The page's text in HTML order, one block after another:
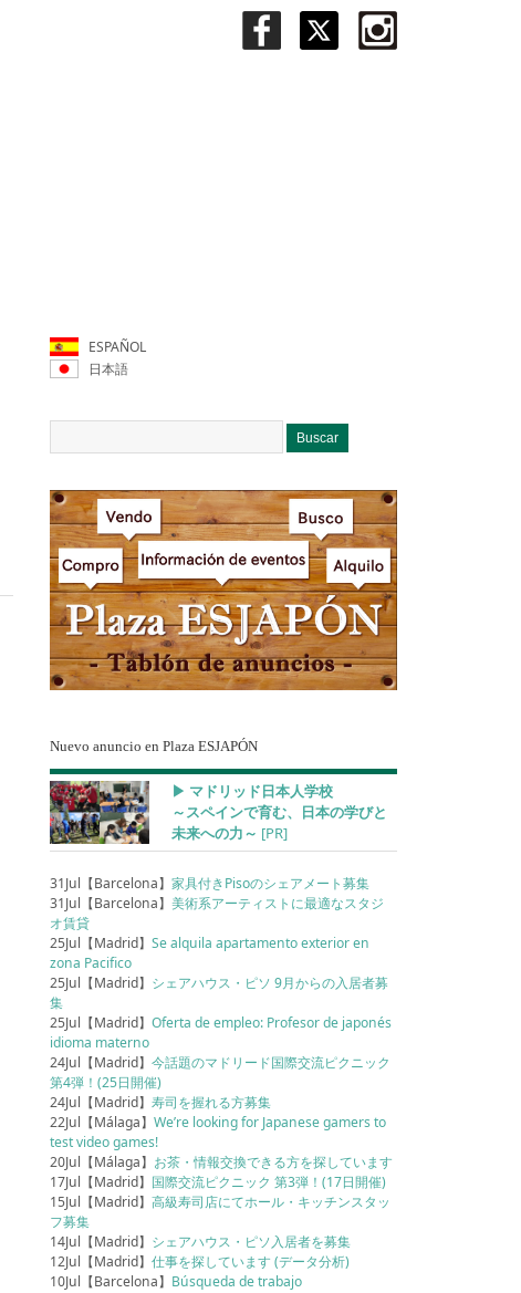
ESPAÑOL
日本語
Nuevo anuncio en Plaza ESJAPÓN
▶︎ マドリッド日本人学校
～スペインで育む、日本の学びと
未来への力～ [PR]
31Jul【Barcelona】家具付きPisoのシェアメート募集
31Jul【Barcelona】美術系アーティストに最適なスタジ
オ賃貸
25Jul【Madrid】Se alquila apartamento exterior en
zona Pacifico
25Jul【Madrid】 シェアハウス・ピソ 9月からの入居者募
集
25Jul【Madrid】Oferta de empleo: Profesor de japonés
idioma materno
24Jul【Madrid】今話題のマドリード国際交流ピクニック
第4弾！(25日開催)
24Jul【Madrid】寿司を握れる方募集
22Jul【Málaga】We’re looking for Japanese gamers to
test video games!
20Jul【Málaga】 お茶・情報交換できる方を探しています
17Jul【Madrid】 国際交流ピクニック 第3弾！(17日開催)
15Jul【Madrid】高級寿司店にてホール・キッチンスタッ
フ募集
14Jul【Madrid】 シェアハウス・ピソ入居者を募集
12Jul【Madrid】仕事を探しています (データ分析)
10Jul【Barcelona】 Búsqueda de trabajo